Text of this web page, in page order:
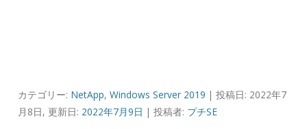
カテゴリー: NetApp, Windows Server 2019 | 投稿日: 2022年7
月8日, 更新日: 2022年7月9日 | 投稿者: プチSE